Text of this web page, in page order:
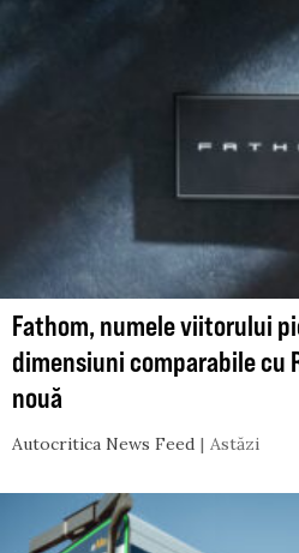
Fathom, numele viitorului
dimensiuni comparabile cu
nouă
Autocritica News Feed Astăzi